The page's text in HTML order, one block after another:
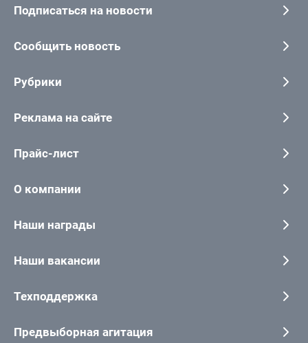
Подписаться на новости
Сообщить новость
Рубрики
Реклама на сайте
Прайс-лист
О компании
Наши награды
Наши вакансии
Техподдержка
Предвыборная агитация